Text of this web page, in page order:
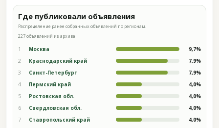
Где публиковали объявления
Распределение ранее собранных объявлений по регионам.
227 объявлений из архива
1 Москва 9,7%
2 Краснодарский край 7,9%
3 Санкт-Петербург 7,9%
4 Пермский край 4,0%
5 Ростовская обл. 4,0%
6 Свердловская обл. 4,0%
7 Ставропольский край 4,0%